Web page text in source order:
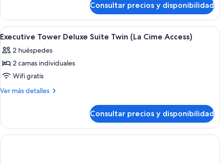
Suite
Double (La
Cime
Access)
Tower
Deluxe
Suite
Cime
Access)
Consultar precios y disponibilidad
Abrir
todas
las
fotos
de
Executive
Suite
Twin (La
Cime
Sábanas de algodón egipcio y ropa
6
Executive Tower Deluxe Suite Twin (La Cime Access)
2 huéspedes
2 camas individuales
Wifi gratis
Ver más detalles
Más
Tower
Deluxe
Suite
Consultar precios y disponibilidad